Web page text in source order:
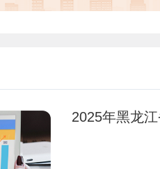
2025年黑龙